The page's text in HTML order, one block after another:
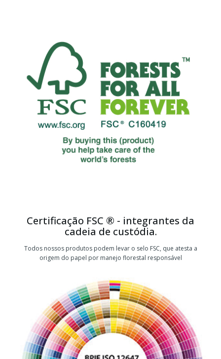
Certificação FSC ® - integrantes da
cadeia de custódia.
Todos nossos produtos podem levar o selo FSC, que atesta a
origem do papel por manejo florestal responsável